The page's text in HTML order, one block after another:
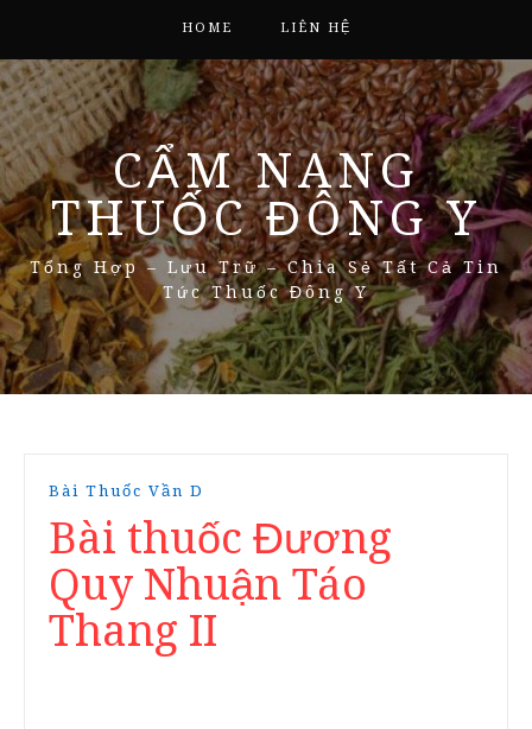
HOME LIÊN HỆ
CẨM NANG
THUỐC ĐÔNG Y
Tổng Hợp – Lưu Trữ – Chia Sẻ Tất Cả Tin
Tức Thuốc Đông Y
Bài Thuốc Vần D
Bài thuốc Đương
Quy Nhuận Táo
Thang II